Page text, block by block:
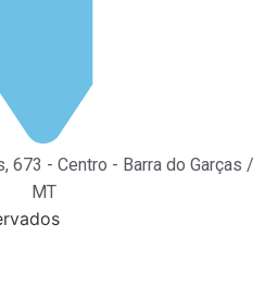
673 - Centro - Barra do Garças /
MT